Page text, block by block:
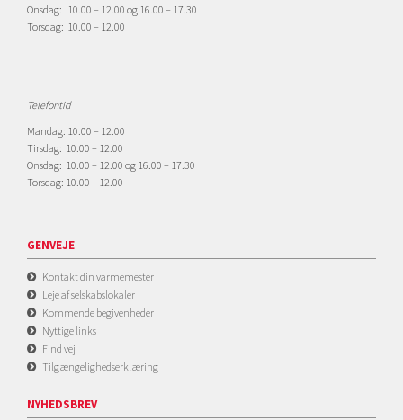
Onsdag: 10.00 – 12.00 og 16.00 – 17.30
Torsdag: 10.00 – 12.00
Telefontid
Mandag: 10.00 – 12.00
Tirsdag: 10.00 – 12.00
Onsdag: 10.00 – 12.00 og 16.00 – 17.30
Torsdag: 10.00 – 12.00
GENVEJE
Kontakt din varmemester
Leje af selskabslokaler
Kommende begivenheder
Nyttige links
Find vej
Tilgængelighedserklæring
NYHEDSBREV